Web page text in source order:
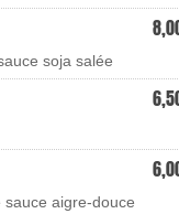
soja salée
aigre-douce